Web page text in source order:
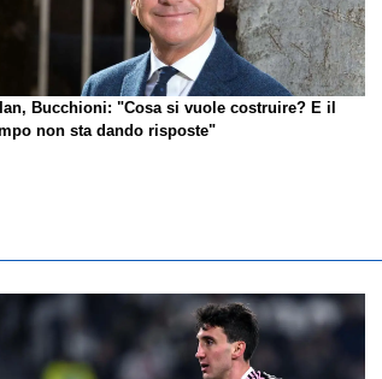
Bucchioni: "Cosa si vuole costruire? E il
non sta dando risposte"